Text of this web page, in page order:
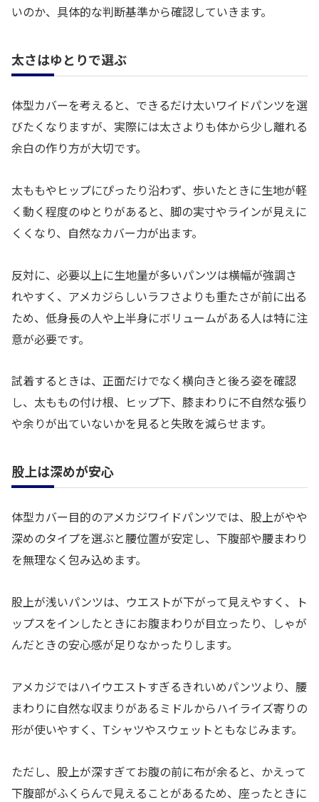
いのか、具体的な判断基準から確認していきます。
太さはゆとりで選ぶ
体型カバーを考えると、できるだけ太いワイドパンツを選
びたくなりますが、実際には太さよりも体から少し離れる
余白の作り方が大切です。
太ももやヒップにぴったり沿わず、歩いたときに生地が軽
く動く程度のゆとりがあると、脚の実寸やラインが見えに
くくなり、自然なカバー力が出ます。
反対に、必要以上に生地量が多いパンツは横幅が強調さ
れやすく、アメカジらしいラフさよりも重たさが前に出る
ため、低身長の人や上半身にボリュームがある人は特に注
意が必要です。
試着するときは、正面だけでなく横向きと後ろ姿を確認
し、太ももの付け根、ヒップ下、膝まわりに不自然な張り
や余りが出ていないかを見ると失敗を減らせます。
股上は深めが安心
体型カバー目的のアメカジワイドパンツでは、股上がやや
深めのタイプを選ぶと腰位置が安定し、下腹部や腰まわり
を無理なく包み込めます。
股上が浅いパンツは、ウエストが下がって見えやすく、ト
ップスをインしたときにお腹まわりが目立ったり、しゃが
んだときの安心感が足りなかったりします。
アメカジではハイウエストすぎるきれいめパンツより、腰
まわりに自然な収まりがあるミドルからハイライズ寄りの
形が使いやすく、Tシャツやスウェットともなじみます。
ただし、股上が深すぎてお腹の前に布が余ると、かえって
下腹部がふくらんで見えることがあるため、座ったときに